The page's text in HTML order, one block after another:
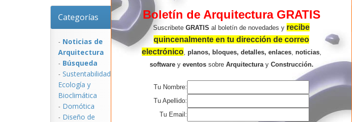
Categorías
- Noticias de
Arquitectura
- Búsqueda
- Sustentabilidad,
Ecologí­a y
Bioclimática
- Domótica
- Diseño de
Noticias de Arquitectura : The Screen
The Screen
Resultados de la búsqueda .
Boletín de Arquitectura GRATIS
Suscribete GRATIS al boletín de novedades y recibe
quincenalmente en tu dirección de correo
electrónico, planos, bloques, detalles, enlaces, noticias,
softwarey eventossobre Arquitecturay Construcción.
Tu Nombre:
Tu Apellido:
Tu Email: